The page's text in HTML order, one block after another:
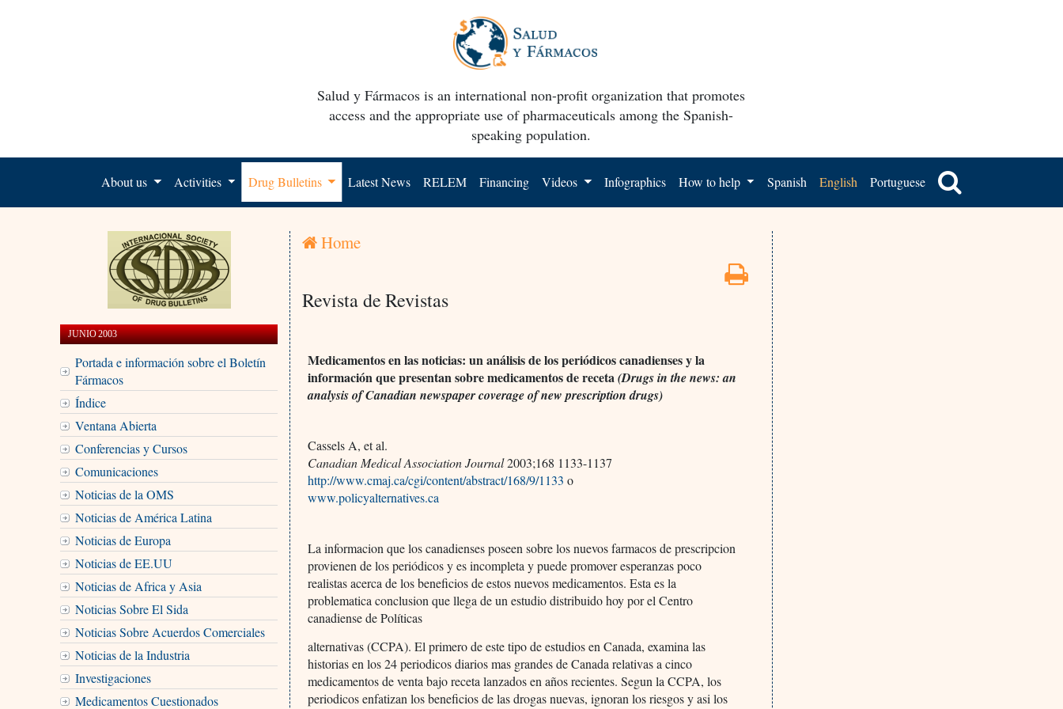
Salud y Fármacos is an international non-profit organization that promotes
access and the appropriate use of pharmaceuticals among the Spanish-
speaking population.
About us Activities Drug Bulletins Latest News RELEM Financing Videos Infographics How to help Spanish English Portuguese
JUNIO 2003
Portada e información sobre el Boletín
Fármacos
Índice
Ventana Abierta
Conferencias y Cursos
Comunicaciones
Noticias de la OMS
Noticias de América Latina
Noticias de Europa
Noticias de EE.UU
Noticias de Africa y Asia
Noticias Sobre El Sida
Noticias Sobre Acuerdos Comerciales
Noticias de la Industria
Investigaciones
Medicamentos Cuestionados
Home
Revista de Revistas
Medicamentos en las noticias: un análisis de los periódicos canadienses y la
información que presentan sobre medicamentos de receta(Drugs in the news: an
analysis of Canadian newspaper coverage of new prescription drugs)
Cassels A, et al.
Canadian Medical Association Journal2003;168 1133-1137
http://www.cmaj.ca/cgi/content/abstract/168/9/1133 o
www.policyalternatives.ca
La informacion que los canadienses poseen sobre los nuevos farmacos de prescripcion
provienen de los periódicos y es incompleta y puede promover esperanzas poco
realistas acerca de los beneficios de estos nuevos medicamentos. Esta es la
problematica conclusion que llega de un estudio distribuido hoy por el Centro
canadiense de Políticas
alternativas (CCPA). El primero de este tipo de estudios en Canada, examina las
historias en los 24 periodicos diarios mas grandes de Canada relativas a cinco
medicamentos de venta bajo receta lanzados en años recientes. Segun la CCPA, los
periodicos enfatizan los beneficios de las drogas nuevas, ignoran los riesgos y asi los